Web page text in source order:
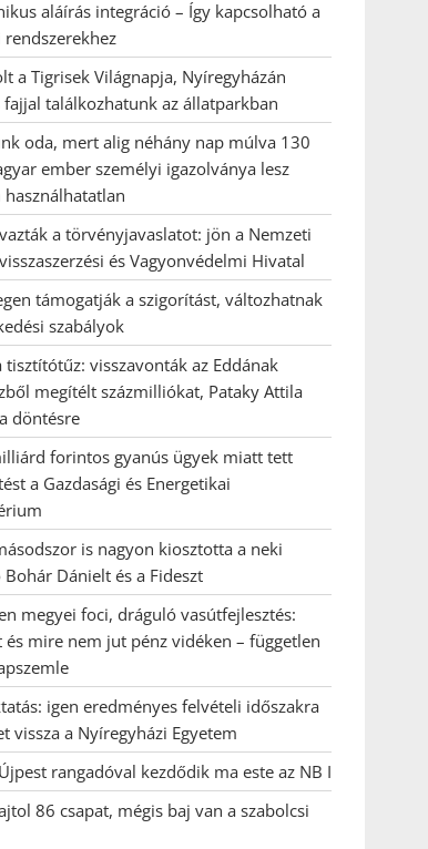
aláírás integráció – Így kapcsolható a
a Tigrisek Világnapja, Nyíregyházán
fajjal találkozhatunk az állatparkban
oda, mert alig néhány nap múlva 130
ember személyi igazolványa lesz
a törvényjavaslatot: jön a Nemzeti
és Vagyonvédelmi Hivatal
támogatják a szigorítást, változhatnak
szabályok
tisztítótűz: visszavonták az Eddának
megítélt százmilliókat, Pataky Attila
döntésre
forintos gyanús ügyek miatt tett
a Gazdasági és Energetikai
is nagyon kiosztotta a neki
Bohár Dánielt és a Fideszt
megyei foci, dráguló vasútfejlesztés:
mire nem jut pénz vidéken – független
igen eredményes felvételi időszakra
vissza a Nyíregyházi Egyetem
rangadóval kezdődik ma este az NB I
86 csapat, mégis baj van a szabolcsi